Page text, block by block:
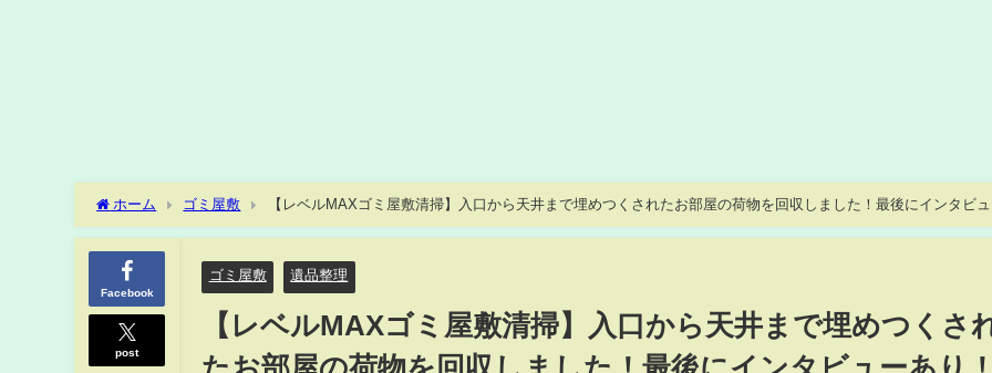
ホーム ゴミ屋敷
【レベルMAXゴミ屋敷清掃】入口から天井まで埋めつくされたお部屋の荷物を回収しました！最後にインタビュ
り！
Facebook
post
ゴミ屋敷 遺品整理
【レベルMAXゴミ屋敷清掃】入口から天井まで埋めつくさ
たお部屋の荷物を回収しました！最後にインタビューあり！